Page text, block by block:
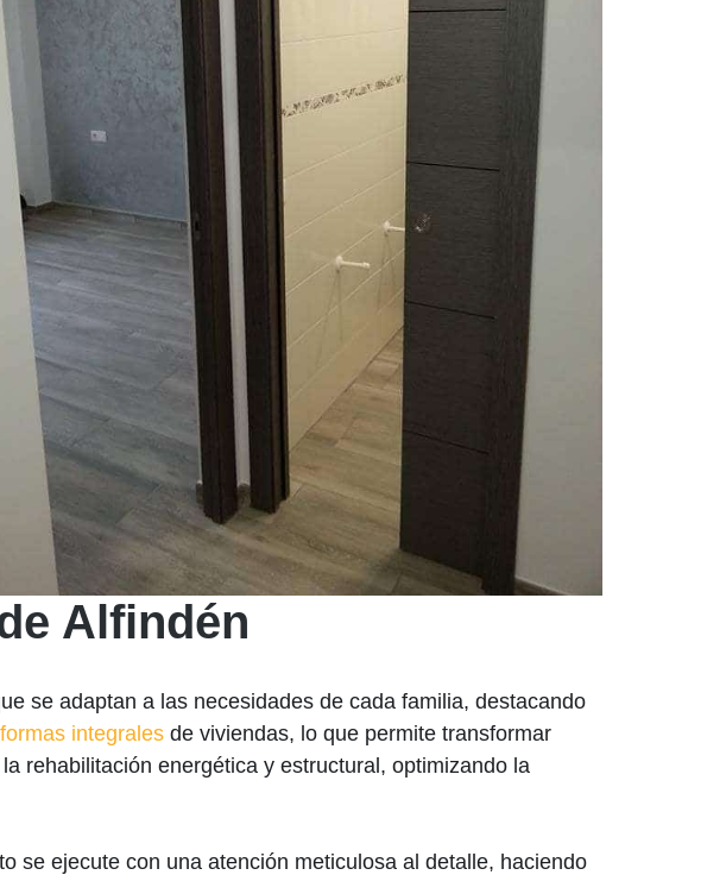
Alfindén
se adaptan a las necesidades de cada familia, destacando
integrales de viviendas, lo que permite transformar
rehabilitación energética y estructural, optimizando la
se ejecute con una atención meticulosa al detalle, haciendo